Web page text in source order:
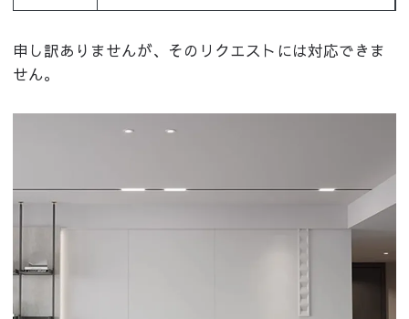
申し訳ありませんが、そのリクエストには対応できま
せん。